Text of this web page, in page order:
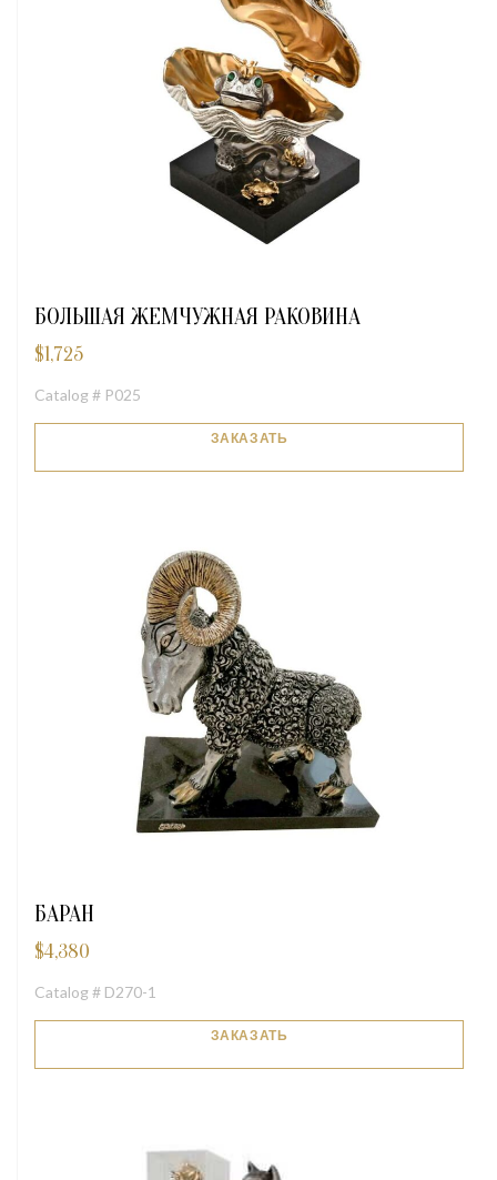
БОЛЬШАЯ ЖЕМЧУЖНАЯ РАКОВИНА
$1,725
Catalog # P025
ЗАКАЗАТЬ
БАРАН
$4,380
Catalog # D270-1
ЗАКАЗАТЬ